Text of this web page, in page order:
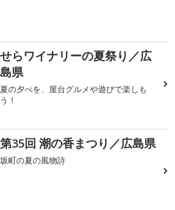
せらワイナリーの夏祭り／広
島県
夏の夕べを、屋台グルメや遊びで楽しも
う！
第35回 潮の香まつり／広島県
坂町の夏の風物詩